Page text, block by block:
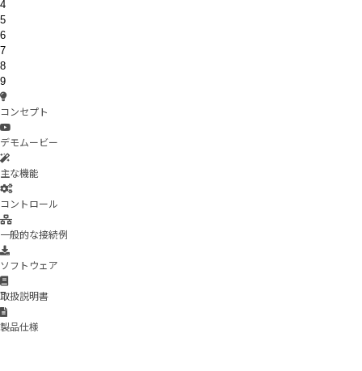
4
5
6
7
8
9
コンセプト
デモムービー
主な機能
コントロール
一般的な接続例
ソフトウェア
取扱説明書
製品仕様